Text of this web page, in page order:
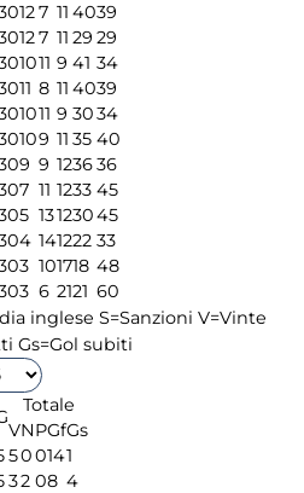
127 11 4039
127 11 29 29
1011 9 41 34
11 8 11 4039
1011 9 3034
109 11 35 40
9 9 123636
7 11 1233 45
5 13123045
4 141222 33
3 101718 48
3 6 2121 60
inglese S=Sanzioni V=Vinte
Gs=Gol subiti
Totale
VNPGfGs
500141
32 08 4